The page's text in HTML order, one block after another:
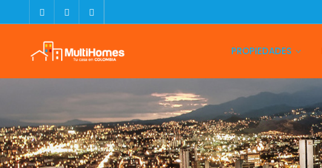
PROPIEDADES